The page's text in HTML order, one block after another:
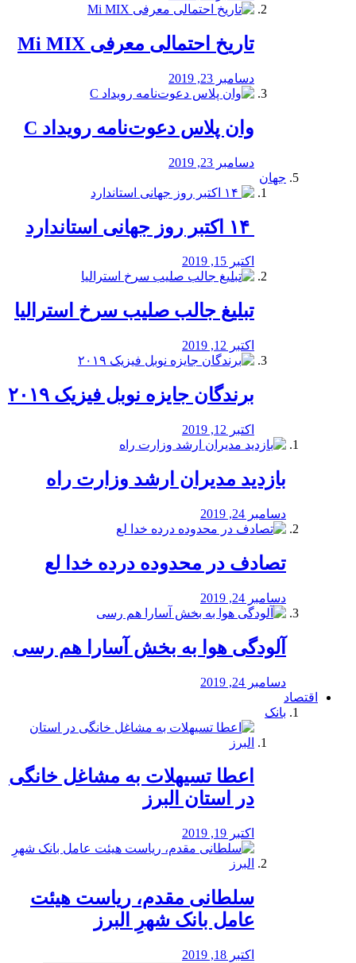
تاریخ احتمالی معرفی Mi MIX
دسامبر 23, 2019
وان پلاس دعوت‌نامه رویداد C
دسامبر 23, 2019
جهان
اکتبر 15, 2019
تبلیغ جالب صلیب سرخ استرالیا
اکتبر 12, 2019
برندگان جایزه نوبل فیزیک ۲۰۱۹
اکتبر 12, 2019
بازدید مدیران ارشد وزارت راه
دسامبر 24, 2019
تصادف در محدوده درده خدا لع
دسامبر 24, 2019
آلودگی هوا به بخش آسارا هم رسی
دسامبر 24, 2019
اقتصاد
بانک
️اعطا تسیهلات به مشاغل خانگی
در استان البرز
اکتبر 19, 2019
سلطانی مقدم، ریاست هیئت
عامل بانک شهرِ البرز
اکتبر 18, 2019